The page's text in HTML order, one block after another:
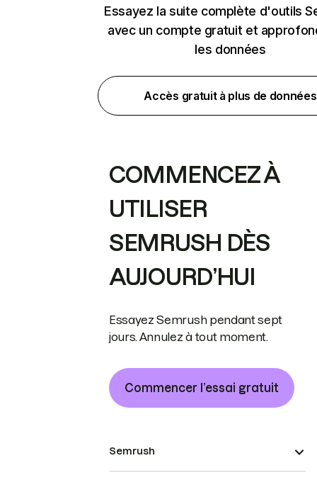
Essayez la suite complète d'outils
avec un compte gratuit et
les données
Accès gratuit à plus de données
COMMENCEZ À
UTILISER
SEMRUSH DÈS
AUJOURD’HUI
Essayez Semrush pendant sept
jours. Annulez à tout moment.
Commencer l’essai gratuit
Semrush